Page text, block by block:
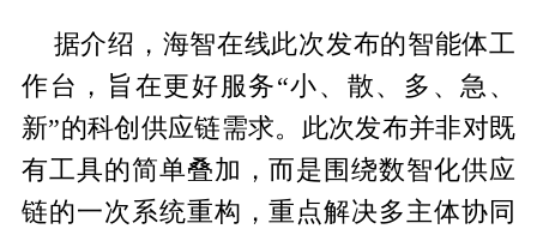
据介绍，海智在线此次发布的智能体工
作台，旨在更好服务“小、散、多、急、
新”的科创供应链需求。此次发布并非对既
有工具的简单叠加，而是围绕数智化供应
链的一次系统重构，重点解决多主体协同